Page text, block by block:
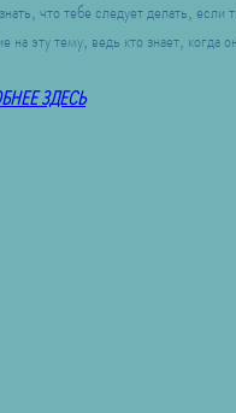
что тебе следует делать,
на эту тему, ведь кто знает,
ЗДЕСЬ